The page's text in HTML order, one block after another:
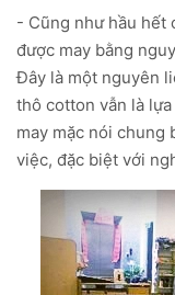
- Cũng như hầu hết
được may bằng
Đây là một nguyên
thô cotton vẫn là
may mặc nói chung
việc, đặc biệt với